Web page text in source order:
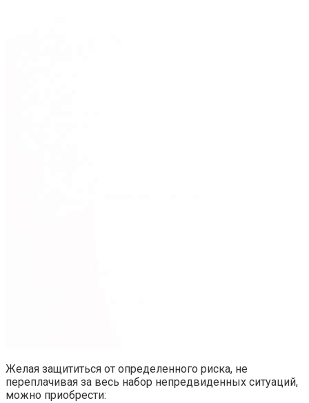
Желая защититься от определенного риска, не
переплачивая за весь набор непредвиденных ситуаций,
можно приобрести: